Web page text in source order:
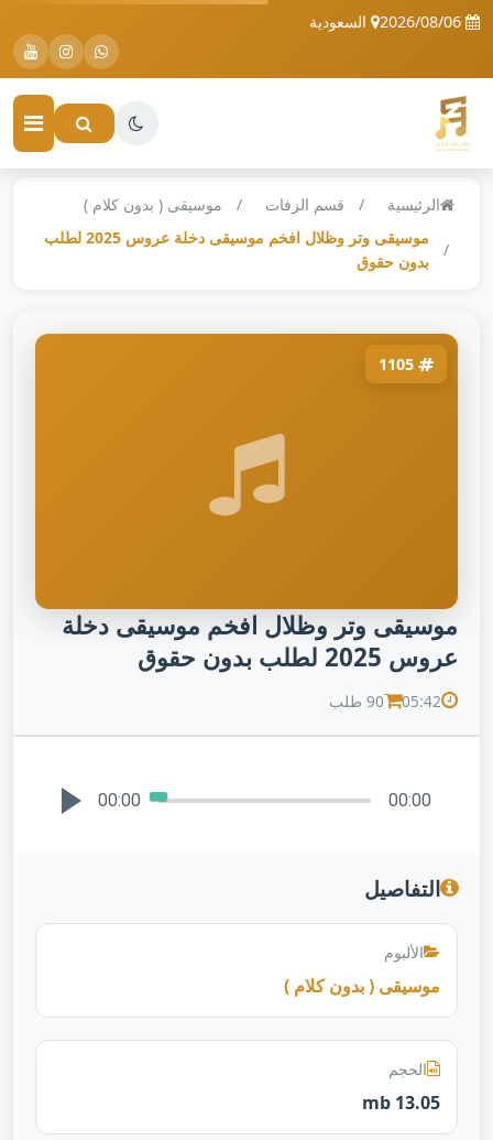
السعودية
الرئيسية قسم الزفات
موسيقى ( بدون كلام )
موسيقى وتر وظلال افخم موسيقى دخلة عروس 2025 لطلب
بدون حقوق
موسيقى وتر وظلال افخم موسيقى دخلة
عروس 2025 لطلب بدون حقوق
05:42 90 طلب
00:00 00:00
التفاصيل
الألبوم
موسيقى ( بدون كلام )
الحجم
13.05 mb